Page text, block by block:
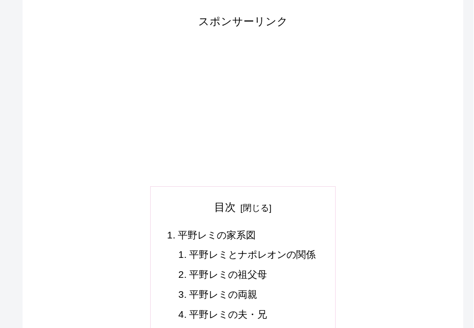
スポンサーリンク
目次
平野レミの家系図
平野レミとナポレオンの関係
平野レミの祖父母
平野レミの両親
平野レミの夫・兄